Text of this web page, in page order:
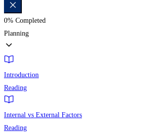
0% Completed
Planning
Introduction
Reading
Internal vs External Factors
Reading